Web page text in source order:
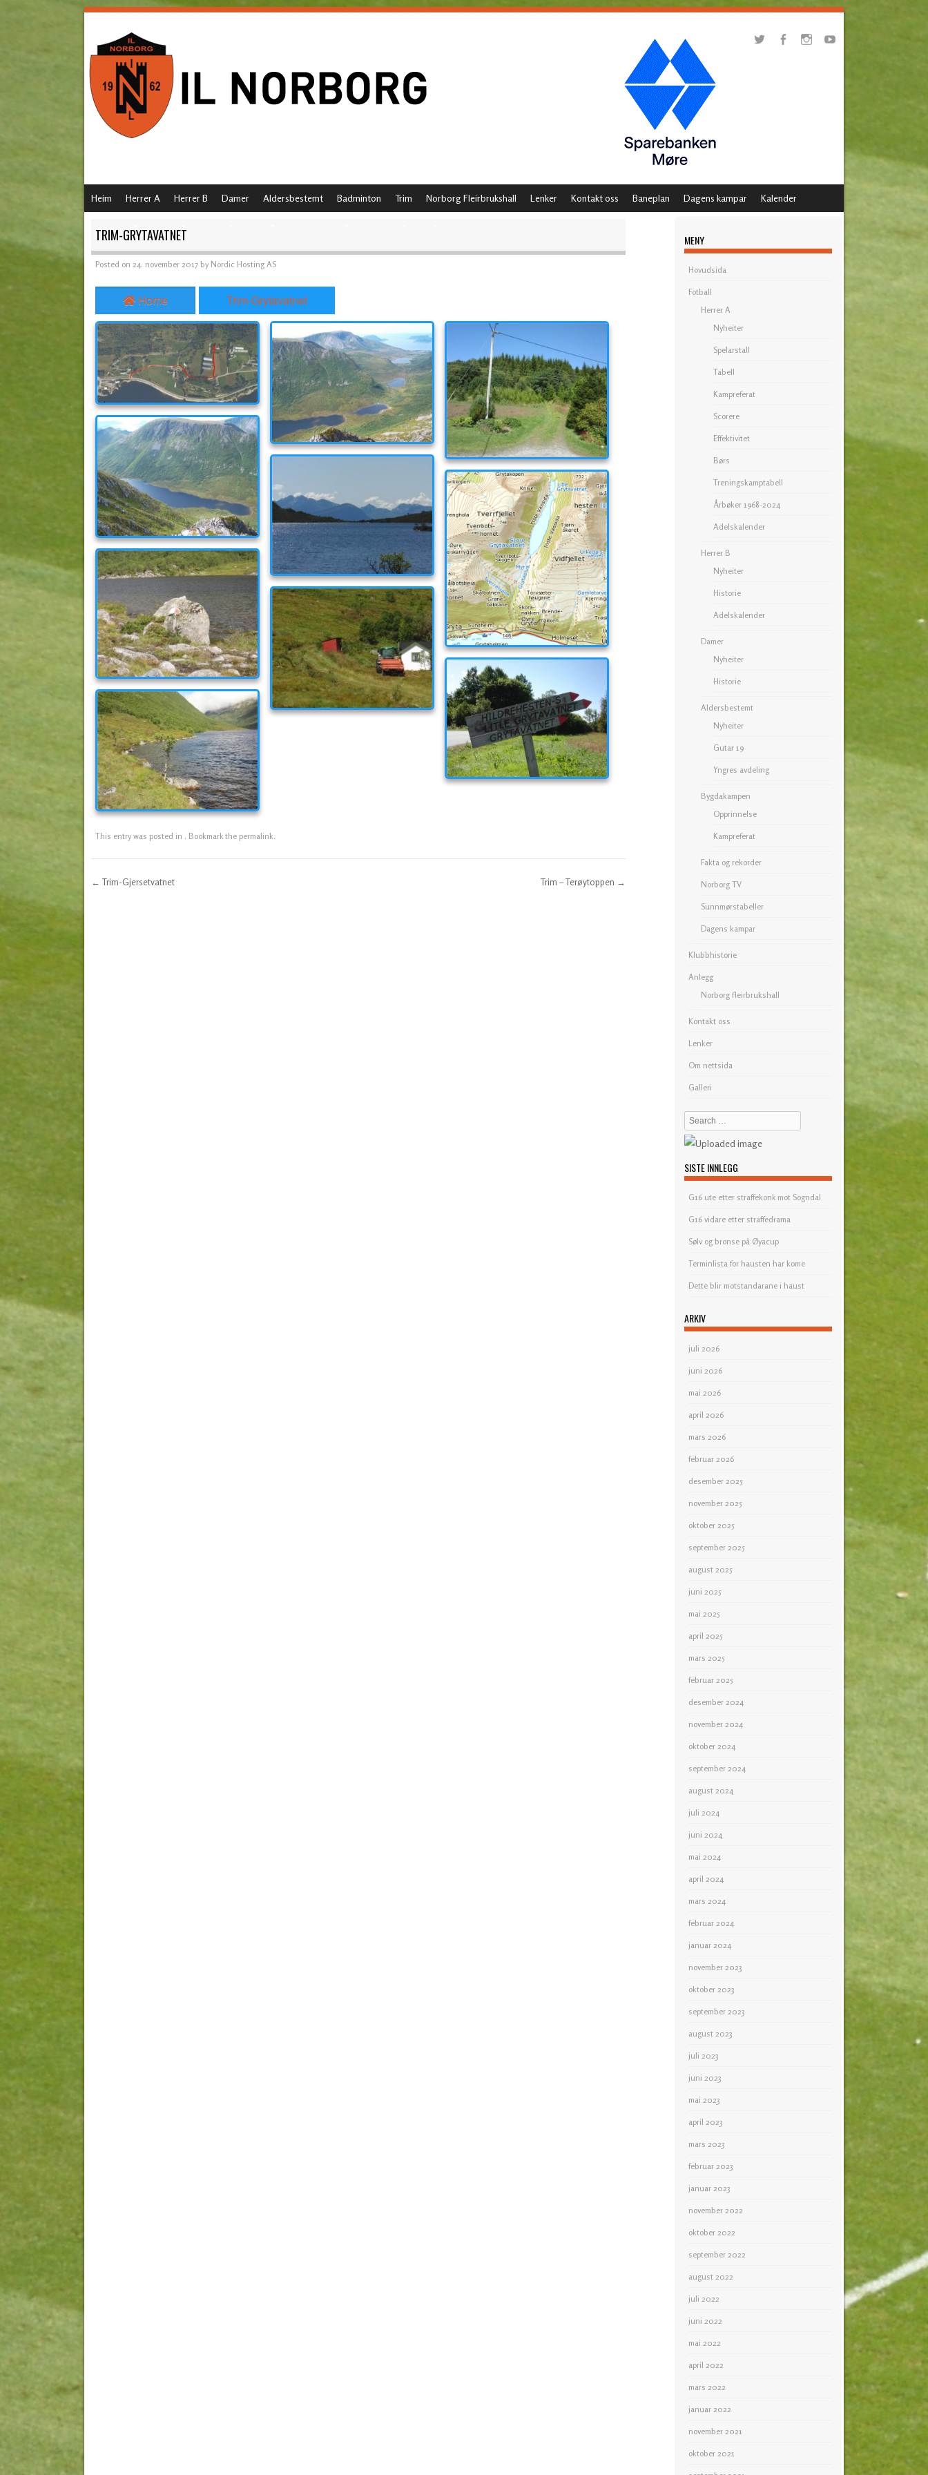
MENU
SKIP TO CONTENT
Heim Herrer A Herrer B Damer Aldersbestemt Badminton Trim Norborg Fleirbrukshall Lenker Kontakt oss Baneplan Dagens kampar Kalender
TRIM-GRYTAVATNET
Posted on 24. november 2017by Nordic Hosting AS
Home Trim-Grytavatnet
This entry was posted in . Bookmark the permalink.
← Trim-Gjersetvatnet Trim – Terøytoppen →
MENY
Hovudsida
Fotball
Herrer A
Nyheiter
Spelarstall
Tabell
Kampreferat
Scorere
Effektivitet
Børs
Treningskamptabell
Årbøker 1968-2024
Adelskalender
Herrer B
Nyheiter
Historie
Adelskalender
Damer
Nyheiter
Historie
Aldersbestemt
Nyheiter
Gutar 19
Yngres avdeling
Bygdakampen
Opprinnelse
Kampreferat
Fakta og rekorder
Norborg TV
Sunnmørstabeller
Dagens kampar
Klubbhistorie
Anlegg
Norborg fleirbrukshall
Kontakt oss
Lenker
Om nettsida
Galleri
Search
SISTE INNLEGG
G16 ute etter straffekonk mot Sogndal
G16 vidare etter straffedrama
Sølv og bronse på Øyacup
Terminlista for hausten har kome
Dette blir motstandarane i haust
ARKIV
juli 2026
juni 2026
mai 2026
april 2026
mars 2026
februar 2026
desember 2025
november 2025
oktober 2025
september 2025
august 2025
juni 2025
mai 2025
april 2025
mars 2025
februar 2025
desember 2024
november 2024
oktober 2024
september 2024
august 2024
juli 2024
juni 2024
mai 2024
april 2024
mars 2024
februar 2024
januar 2024
november 2023
oktober 2023
september 2023
august 2023
juli 2023
juni 2023
mai 2023
april 2023
mars 2023
februar 2023
januar 2023
november 2022
oktober 2022
september 2022
august 2022
juli 2022
juni 2022
mai 2022
april 2022
mars 2022
januar 2022
november 2021
oktober 2021